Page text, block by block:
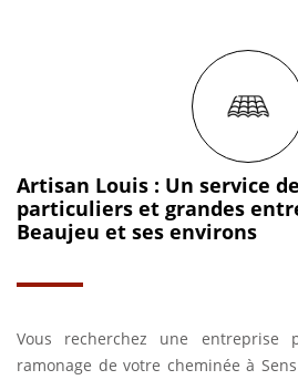
Artisan Louis : Un service
particuliers et grandes
Beaujeu et ses environs
Vous recherchez une entreprise
ramonage de votre cheminée à